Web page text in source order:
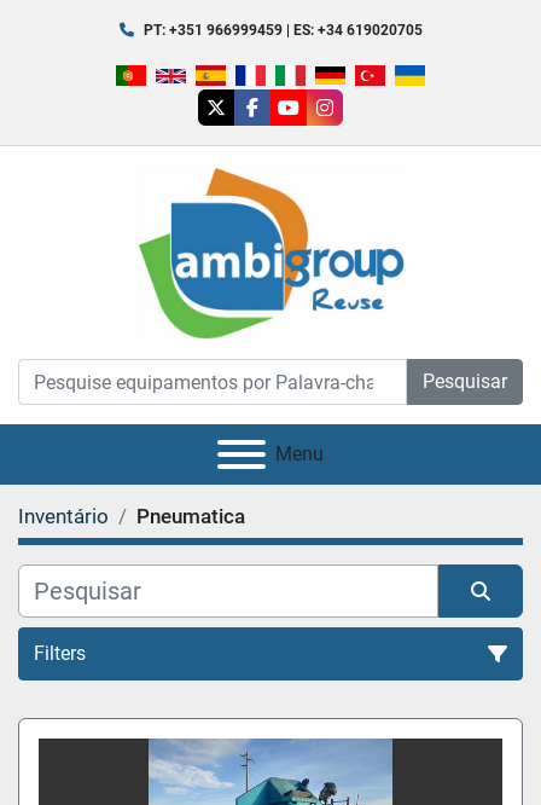
PT: +351 966999459 | ES: +34 619020705
twitterfacebook
youtubeinstagram
Pesquisar
Menu
Inventário Pneumatica
Filters
Todas as Categorias
Organizar por